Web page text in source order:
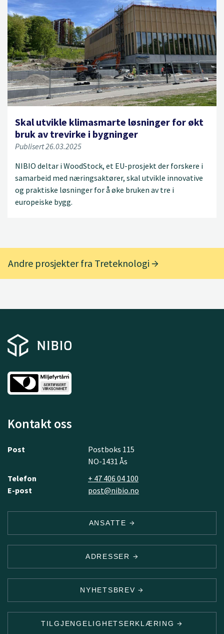
Skal utvikle klimasmarte løsninger for økt
bruk av trevirke i bygninger
Publisert 26.03.2025
NIBIO deltar i WoodStock, et EU-prosjekt der forskere i
samarbeid med næringsaktører, skal utvikle innovative
og praktiske løsninger for å øke bruken av tre i
europeiske bygg.
Andre prosjekter fra Treteknologi
Kontakt oss
Post
Postboks 115
NO-1431 Ås
Telefon
+ 47 406 04 100
E-post
post@nibio.no
ANSATTE
ADRESSER
NYHETSBREV
TILGJENGELIGHETSERKLÆRING